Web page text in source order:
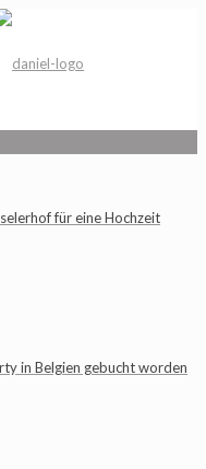
für eine Hochzeit
in Belgien gebucht worden